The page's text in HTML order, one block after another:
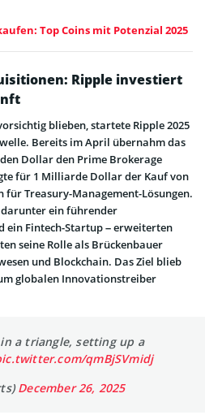
Top Coins mit Potenzial 2025
Ripple investiert
blieben, startete Ripple 2025
Bereits im April übernahm das
Dollar den Prime Brokerage
für 1 Milliarde Dollar der Kauf von
für Treasury-Management-Lösungen.
ein führender
Fintech-Startup – erweiterten
seine Rolle als Brückenbauer
und Blockchain. Das Ziel blieb
globalen Innovationstreiber
a triangle, setting up a
qmBjSVmidj
December 26, 2025